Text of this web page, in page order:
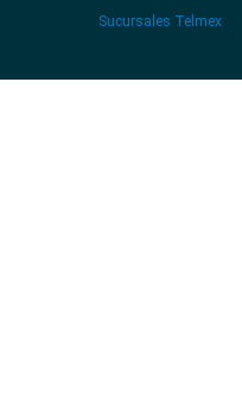
Sucursales Telmex